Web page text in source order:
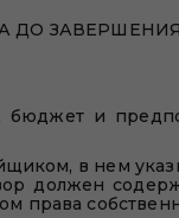
ДО
и
в нем
должен
права